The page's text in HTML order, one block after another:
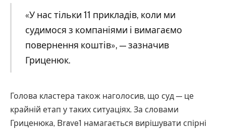
«У нас тільки 11 прикладів, коли ми
судимося з компаніями і вимагаємо
повернення коштів», — зазначив
Гриценюк.
Голова кластера також наголосив, що суд — це
крайній етап у таких ситуаціях. За словами
Гриценюка, Brave1 намагається вирішувати спірні